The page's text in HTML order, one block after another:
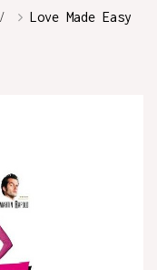
Love Made Easy